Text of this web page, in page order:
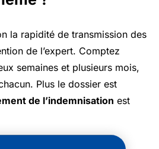
la rapidité de transmission des
de l’expert. Comptez
semaines et plusieurs mois,
Plus le dossier est
de l’indemnisation est